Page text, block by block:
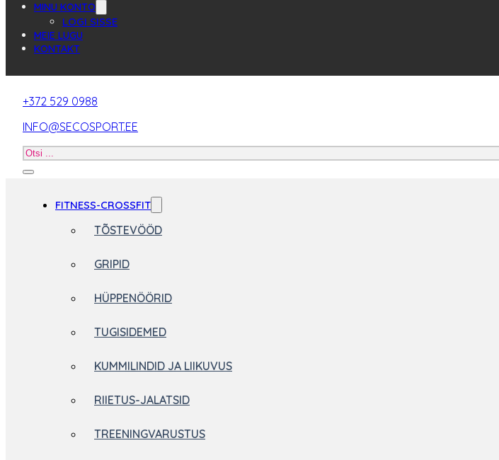
MINU KONTO
LOGI SISSE
MEIE LUGU
KONTAKT
+372 529 0988
INFO@SECOSPORT.EE
Otsi
FITNESS-CROSSFIT
TÕSTEVÖÖD
GRIPID
HÜPPENÖÖRID
TUGISIDEMED
KUMMILINDID JA LIIKUVUS
RIIETUS-JALATSID
TREENINGVARUSTUS